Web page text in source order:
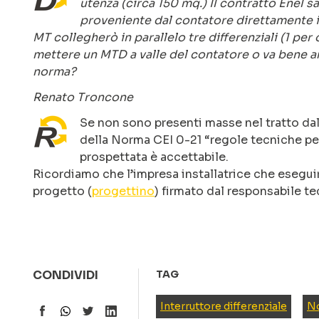
utenza (circa 150 mq.) Il contratto Enel
proveniente dal contatore direttamente
MT collegherò in parallelo tre differenziali (1 per
mettere un MTD a valle del contatore o va bene
norma?
Renato Troncone
Se non sono presenti masse nel tratto
della Norma CEI 0-21 “regole tecniche
prospettata è accettabile.
Ricordiamo che l’impresa installatrice che
progetto (progettino) firmato dal responsabile
CONDIVIDI TAG
Interruttore differenziale